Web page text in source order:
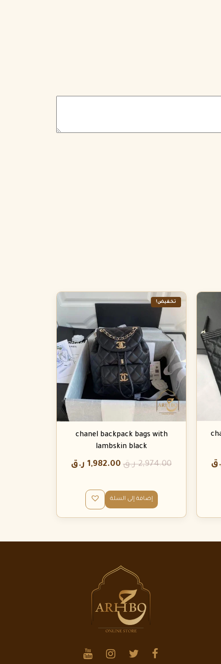
تخفيض!
chanel backpack bags with
lambskin black
2,974.00 ر.ق 1,982.00 ر.ق
إضافة إلى السلة